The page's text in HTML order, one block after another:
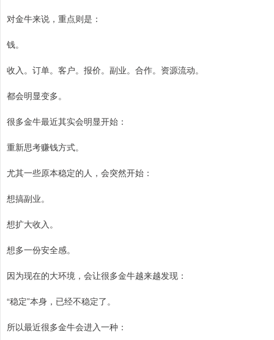
对金牛来说，重点则是：
钱。
收入。订单。客户。报价。副业。合作。资源流动。
都会明显变多。
很多金牛最近其实会明显开始：
重新思考赚钱方式。
尤其一些原本稳定的人，会突然开始：
想搞副业。
想扩大收入。
想多一份安全感。
因为现在的大环境，会让很多金牛越来越发现：
“稳定”本身，已经不稳定了。
所以最近很多金牛会进入一种：